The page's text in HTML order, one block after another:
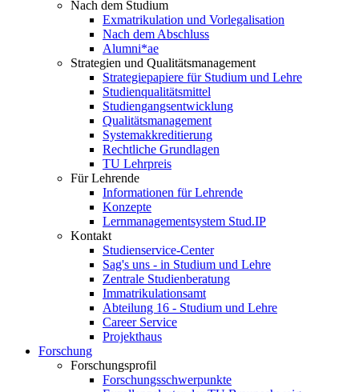
Nach dem Studium
Exmatrikulation und Vorlegalisation
Nach dem Abschluss
Alumni*ae
Strategien und Qualitätsmanagement
Strategiepapiere für Studium und Lehre
Studienqualitätsmittel
Studiengangsentwicklung
Qualitätsmanagement
Systemakkreditierung
Rechtliche Grundlagen
TU Lehrpreis
Für Lehrende
Informationen für Lehrende
Konzepte
Lernmanagementsystem Stud.IP
Kontakt
Studienservice-Center
Sag's uns - in Studium und Lehre
Zentrale Studienberatung
Immatrikulationsamt
Abteilung 16 - Studium und Lehre
Career Service
Projekthaus
Forschung
Forschungsprofil
Forschungsschwerpunkte